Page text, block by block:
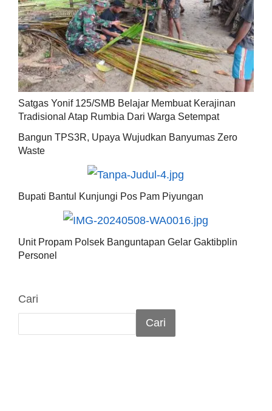
Satgas Yonif 125/SMB Belajar Membuat Kerajinan
Tradisional Atap Rumbia Dari Warga Setempat
Bangun TPS3R, Upaya Wujudkan Banyumas Zero
Waste
Bupati Bantul Kunjungi Pos Pam Piyungan
Unit Propam Polsek Banguntapan Gelar Gaktibplin
Personel
Cari
Cari